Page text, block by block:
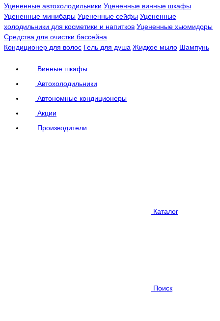
Уцененные автохолодильники Уцененные винные шкафы
Уцененные минибары Уцененные сейфы Уцененные
холодильники для косметики и напитков Уцененные хьюмидоры
Средства для очистки бассейна
Кондиционер для волос Гель для душа Жидкое мыло Шампунь
Винные шкафы
Автохолодильники
Автономные кондиционеры
Акции
Производители
Каталог
Поиск